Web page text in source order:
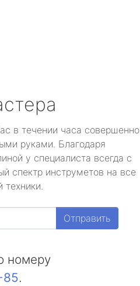
в течении часа совершенно
руками. Благодаря
у специалиста всегда с
спектр инструметов на все
техники.
Отправить
номеру
85.